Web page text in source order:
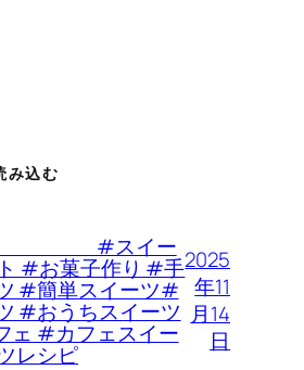
み込む
#スイー
#お菓子作り #手
#簡単スイーツ#
#おうちスイーツ
ェ #カフェスイー
レシピ
2025
年11
月14
日